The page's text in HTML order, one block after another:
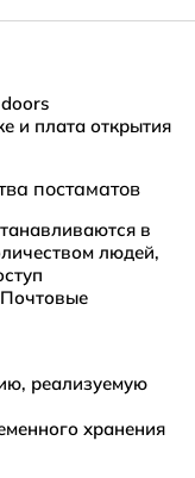
и плата открытия
постаматов
в
людей,
реализуемую
хранения